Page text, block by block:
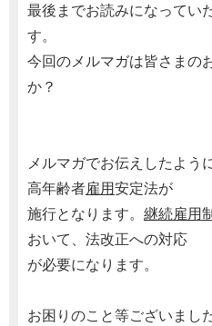
最後までお読みになってい
す。
今回のメルマガは皆さまの
か？
メルマガでお伝えしたよう
高年齢者雇用安定法が
施行となります。 継続雇用
おいて、法改正への対応
が必要になります。
お困りのこと等ございまし